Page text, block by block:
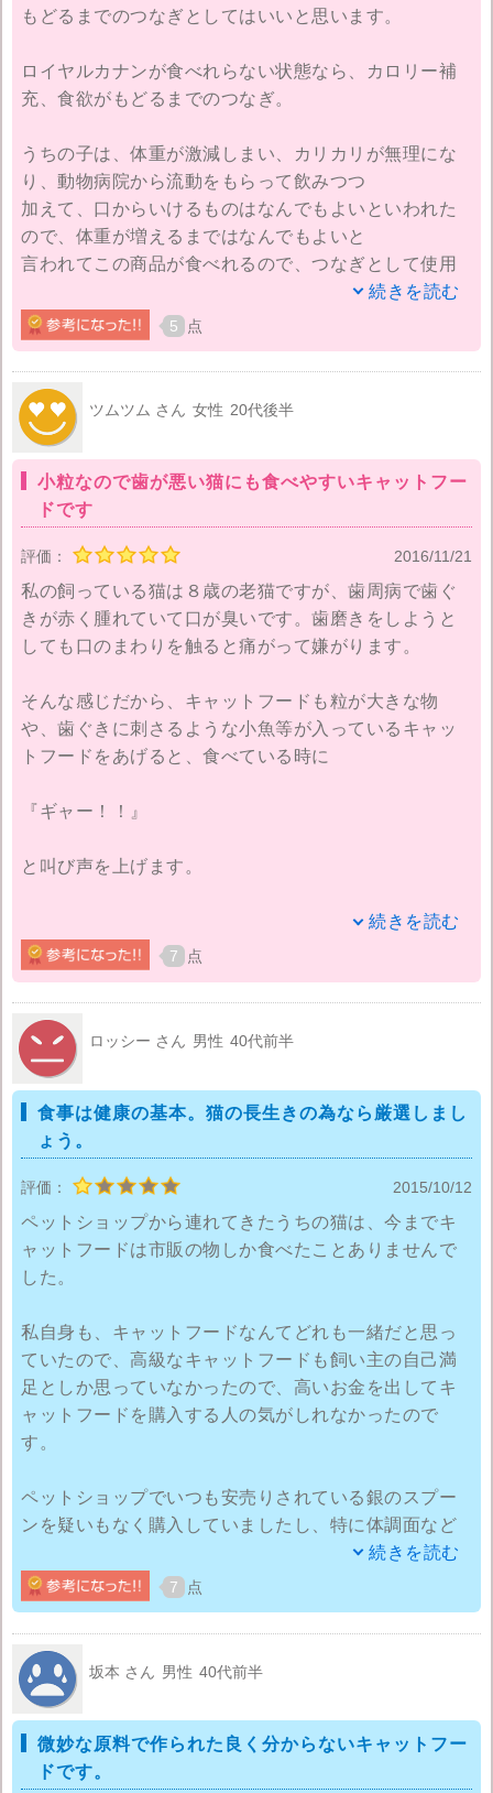
もどるまでのつなぎとしてはいいと思います。
ロイヤルカナンが食べれらない状態なら、カロリー補
充、食欲がもどるまでのつなぎ。
うちの子は、体重が激減しまい、カリカリが無理にな
り、動物病院から流動をもらって飲みつつ
加えて、口からいけるものはなんでもよいといわれた
ので、体重が増えるまではなんでもよいと
言われてこの商品が食べれるので、つなぎとして使用
してます。普通にカリカリが食べる事ができたら、こ
の商品は使いません。あくまでつなぎとしてはいいと
思う。
ロイヤルカナン系のウェットも試したけど、いまひと
つだったので、とりあえずと考えても。とりあえず、
食べて吐かなければ、緊急対応で口から食べ物と考え
てます。人間も、弱っているときは、消化が大丈夫な
ら、口から言った方がいいのと同じです。
体重が増えてきたら、次の食事へと変わればいいだ
け。
続きを読む
5 点
ツムツム さん 女性 20代後半
小粒なので歯が悪い猫にも食べやすいキャットフー
ドです
評価： 2016/11/21
私の飼っている猫は８歳の老猫ですが、歯周病で歯ぐ
きが赤く腫れていて口が臭いです。歯磨きをしようと
しても口のまわりを触ると痛がって嫌がります。
そんな感じだから、キャットフードも粒が大きな物
や、歯ぐきに刺さるような小魚等が入っているキャッ
トフードをあげると、食べている時に
『ギャー！！』
と叫び声を上げます。
猫の餌には、特にこだわりが無くて、特売で安くなっ
ていた物をいつも買っています。銀のスプーンも安く
なっていて、偶然買いました。銀のスプーンを猫にあ
げると、食べている時に『ギャー！！』と言わなかっ
たです。いつもの声が聞こえないから、何でか考える
と、銀のスプーンは他の餌と比べて粒が小さくて丸い
事に気がつきました。
銀のスプーンは、小粒で固い干し魚等が含まれていな
それ以来ずっと銀のスプーンを与えています。
続きを読む
7 点
ロッシー さん 男性 40代前半
食事は健康の基本。猫の長生きの為なら厳選しまし
ょう。
評価： 2015/10/12
ペットショップから連れてきたうちの猫は、今までキ
ャットフードは市販の物しか食べたことありませんで
した。
私自身も、キャットフードなんてどれも一緒だと思っ
ていたので、高級なキャットフードも飼い主の自己満
足としか思っていなかったので、高いお金を出してキ
ャットフードを購入する人の気がしれなかったので
す。
ペットショップでいつも安売りされている銀のスプー
ンを疑いもなく購入していましたし、特に体調面など
も気にならなかったのですが、一度ペットの大型祭典
があった際に主点していたナチュラル系フードのサン
プルをたくさんもらったので、捨てるのももったいな
いために上げたら毛並やツヤなどが明らかに変わった
のです。
銀のスプーンでもまんぞくというか、不満はなかった
とはいえ、ここまで変わるなんて正直考えたこともな
かったのでそれからは食べ物の大切さがよくわかりま
続きを読む
7 点
坂本 さん 男性 40代前半
微妙な原料で作られた良く分からないキャットフー
ドです。